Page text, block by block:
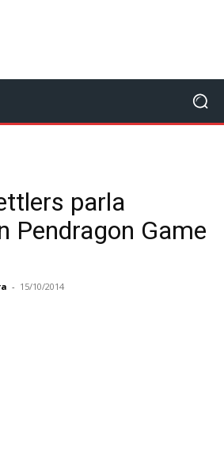
parla
Pendragon Game
- 15/10/2014